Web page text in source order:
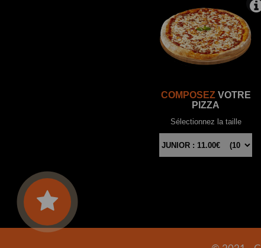
COMPOSEZVOTRE
PIZZA
Sélectionnez la taille